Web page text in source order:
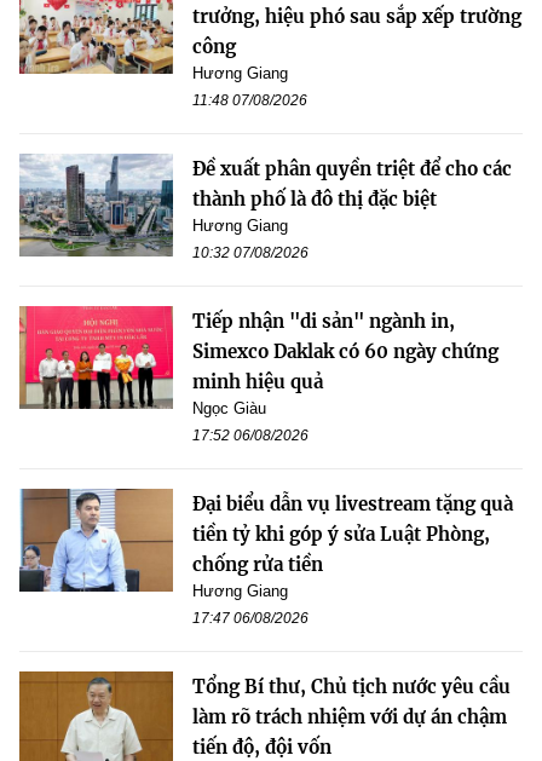
trưởng, hiệu phó sau sắp xếp trường
công
Hương Giang
11:48 07/08/2026
Đề xuất phân quyền triệt để cho các
thành phố là đô thị đặc biệt
Hương Giang
10:32 07/08/2026
Tiếp nhận "di sản" ngành in,
Simexco Daklak có 60 ngày chứng
minh hiệu quả
Ngọc Giàu
17:52 06/08/2026
Đại biểu dẫn vụ livestream tặng quà
tiền tỷ khi góp ý sửa Luật Phòng,
chống rửa tiền
Hương Giang
17:47 06/08/2026
Tổng Bí thư, Chủ tịch nước yêu cầu
làm rõ trách nhiệm với dự án chậm
tiến độ, đội vốn